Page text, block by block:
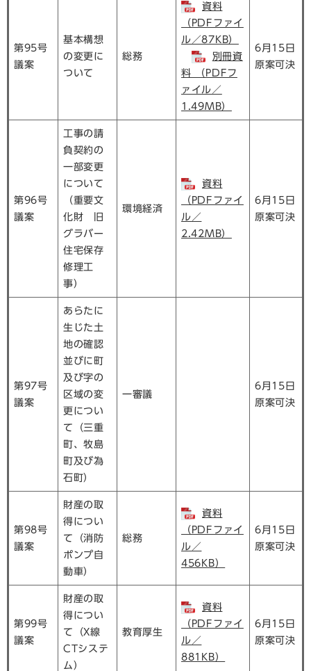
第95号
議案
基本構想
の変更に
ついて
総務
資料
（PDFファイ
ル／87KB）
別冊資
料 （PDFフ
ァイル／
1.49MB）
6月15日
原案可決
第96号
議案
工事の請
負契約の
一部変更
について
（重要文
化財 旧
グラバー
住宅保存
修理工
事）
環境経済
資料
（PDFファイ
ル／
2.42MB）
6月15日
原案可決
第97号
議案
あらたに
生じた土
地の確認
並びに町
及び字の
区域の変
更につい
て（三重
町、牧島
町及び為
石町）
一審議
6月15日
原案可決
第98号
議案
財産の取
得につい
て（消防
ポンプ自
動車）
総務
資料
（PDFファイ
ル／
456KB）
6月15日
原案可決
第99号
議案
財産の取
得につい
て（X線
CTシステ
ム）
教育厚生
資料
（PDFファイ
ル／
881KB）
6月15日
原案可決